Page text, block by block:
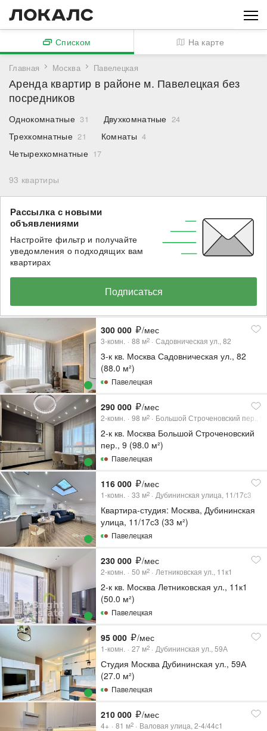
Главная Москва Павелецкая
Аренда квартир в районе м. Павелецкая без
посредников
Однокомнатные 31 Двухкомнатные 24
Трехкомнатные 21 Комнаты 4
Четырехкомнатные 17
93 квартиры
Списком На карте
Рассылка с новыми
объявлениями
Настройте фильтр и получайте
уведомления о подходящих вам
квартирах
Подписаться
300 000 /мес
3-комн. 88 м2 Садовническая ул., 82
3-к кв. Москва Садовническая ул., 82
(88.0 м²)
Павелецкая
290 000 /мес
2-комн. 98 м2 Большой Строченовский пер., 9
2-к кв. Москва Большой Строченовский
пер., 9 (98.0 м²)
Павелецкая
116 000 /мес
1-комн. 33 м2 Дубининская улица, 11/17с3
Квартира-студия: Москва, Дубининская
улица, 11/17с3 (33 м²)
Павелецкая
230 000 /мес
2-комн. 50 м2 Летниковская ул., 11к1
2-к кв. Москва Летниковская ул., 11к1
(50.0 м²)
Павелецкая
95 000 /мес
1-комн. 27 м2 Дубининская ул., 59А
Студия Москва Дубининская ул., 59А
(27.0 м²)
Павелецкая
210 000 /мес
4+ 81 м2 Валовая улица, 2-4/44с1